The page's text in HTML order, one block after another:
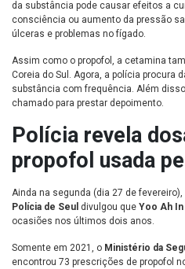
da substância pode causar efeitos a
consciência ou aumento da pressão
úlceras e problemas no fígado.
Assim como o propofol, a cetamina
Coreia do Sul. Agora, a polícia procura
substância com frequência. Além
chamado para prestar depoimento.
Polícia revela
propofol usada
Ainda na segunda (dia 27 de fevereiro),
Polícia de Seul divulgou que Yoo Ah In
ocasiões nos últimos dois anos.
Somente em 2021, o Ministério da
encontrou 73 prescrições de propofol